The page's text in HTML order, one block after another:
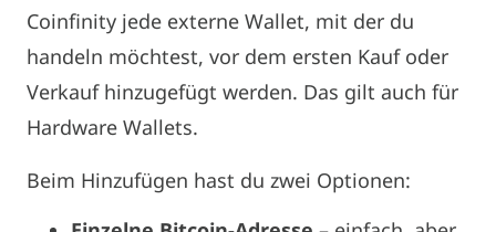
Coinfinity jede externe Wallet, mit der du
handeln möchtest, vor dem ersten Kauf oder
Verkauf hinzugefügt werden. Das gilt auch für
Hardware Wallets.
Beim Hinzufügen hast du zwei Optionen: